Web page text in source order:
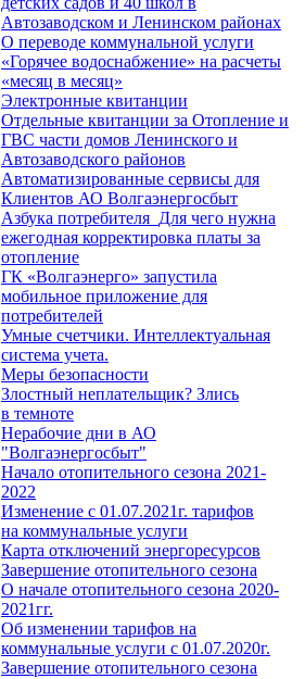
Автозаводском и Ленинском районах
О переводе коммунальной услуги
«Горячее водоснабжение» на расчеты
«месяц в месяц»
Электронные квитанции
Отдельные квитанции за Отопление и
ГВС части домов Ленинского и
Автозаводского районов
Автоматизированные сервисы для
Клиентов АО Волгаэнергосбыт
Азбука потребителя_Для чего нужна
ежегодная корректировка платы за
отопление
ГК «Волгаэнерго» запустила
мобильное приложение для
потребителей
Умные счетчики. Интеллектуальная
система учета.
Меры безопасности
Злостный неплательщик? Злись
в темноте
Нерабочие дни в АО
"Волгаэнергосбыт"
Начало отопительного сезона 2021-
2022
Изменение с 01.07.2021г. тарифов
на коммунальные услуги
Карта отключений энергоресурсов
Завершение отопительного сезона
О начале отопительного сезона 2020-
2021гг.
Об изменении тарифов на
коммунальные услуги с 01.07.2020г.
Завершение отопительного сезона